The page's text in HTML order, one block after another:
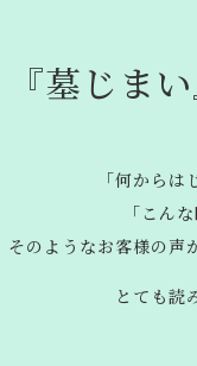
『墓じま
「何からは
「こん
そのようなお客様の声
とても読